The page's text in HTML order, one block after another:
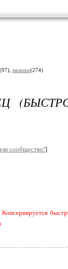
(97), вязание(274)
сообщество!]